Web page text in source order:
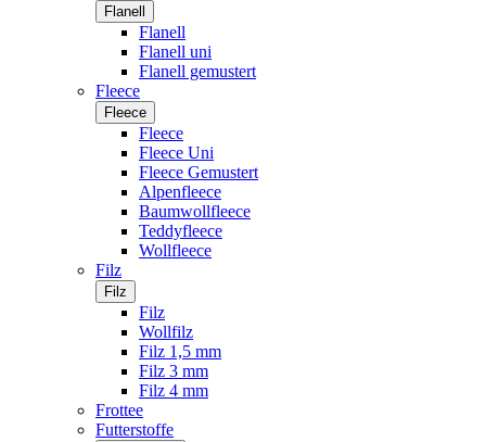
Flanell
Flanell
Flanell uni
Flanell gemustert
Fleece
Fleece
Fleece
Fleece Uni
Fleece Gemustert
Alpenfleece
Baumwollfleece
Teddyfleece
Wollfleece
Filz
Filz
Filz
Wollfilz
Filz 1,5 mm
Filz 3 mm
Filz 4 mm
Frottee
Futterstoffe